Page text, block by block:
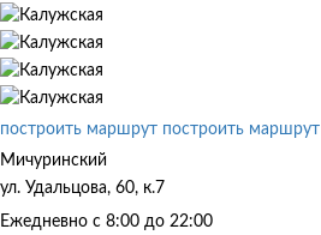
построить маршрут построить маршрут
Мичуринский
ул. Удальцова, 60, к.7
Ежедневно с 8:00 до 22:00